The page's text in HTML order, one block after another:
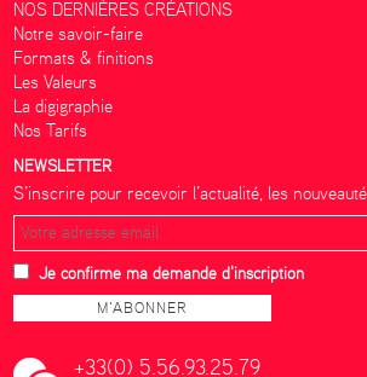
NOS DERNIÈRES CRÉATIONS
Notre savoir-faire
Formats & finitions
Les Valeurs
La digigraphie
Nos Tarifs
NEWSLETTER
S’inscrire pour recevoir l’actualité, les
Je confirme ma demande d'inscription
+33(0) 5.56.93.25.79